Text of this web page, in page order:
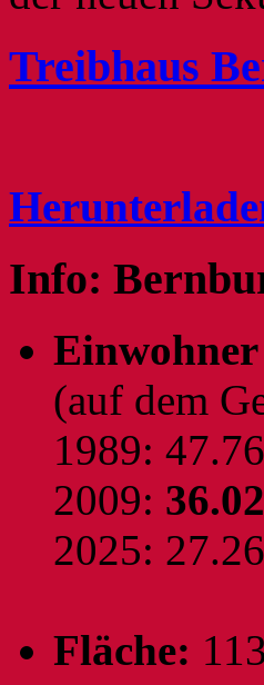
Treibhaus
Info:
Einwohner
(auf dem
1989:
2009:
2025:
Fläche: